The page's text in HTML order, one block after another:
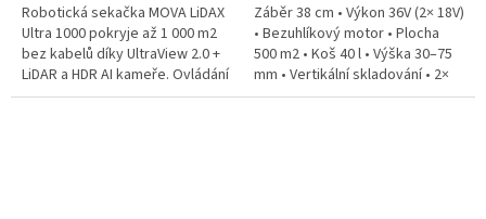
Robotická sekačka MOVA LiDAX
Ultra 1000 pokryje až 1 000 m2
bez kabelů díky UltraView 2.0 +
LiDAR a HDR AI kameře. Ovládání
přes MOVAHome, systematické
Záběr 38 cm • Výkon 36V (2× 18V)
• Bezuhlíkový motor • Plocha
500 m2 • Koš 40 l • Výška 30–75
mm • Vertikální skladování • 2×
4.0Ah aku a duální nabíječka